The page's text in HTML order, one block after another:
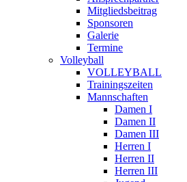
Mitgliedsbeitrag
Sponsoren
Galerie
Termine
Volleyball
VOLLEYBALL
Trainingszeiten
Mannschaften
Damen I
Damen II
Damen III
Herren I
Herren II
Herren III